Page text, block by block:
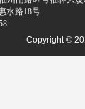
水路18号
Copyright ©